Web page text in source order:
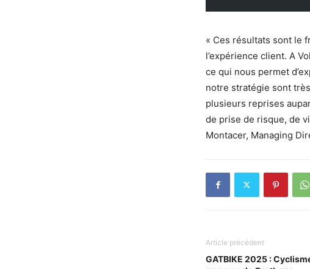
« Ces résultats sont le
l’expérience client. A
ce qui nous permet
notre stratégie sont
plusieurs reprises
de prise de risque, de
Montacer, Managing
Article précédent
GATBIKE 2025 :